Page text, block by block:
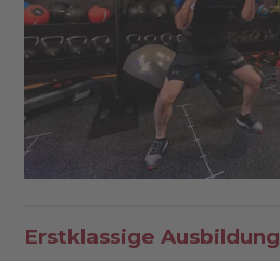
Erstklassige Ausbildung